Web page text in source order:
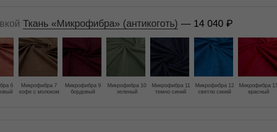
Ткань «Микрофибра» (антикоготь) — 14 040
6
Микрофибра 7
кофе с молоком
Микрофибра 9
бордовый
Микрофибра 10
зеленый
Микрофибра 11
темно синий
Микрофибра 12
светло синий
Микрофибра
красный